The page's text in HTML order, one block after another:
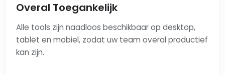
Overal Toegankelijk
Alle tools zijn naadloos beschikbaar op desktop,
tablet en mobiel, zodat uw team overal productief
kan zijn.